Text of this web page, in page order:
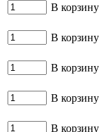
В корзину
В корзину
В корзину
В корзину
В корзину